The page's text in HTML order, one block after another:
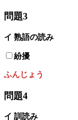
問題3
イ 熟語の読み
紛擾
ふんじょう
問題4
イ 訓読み